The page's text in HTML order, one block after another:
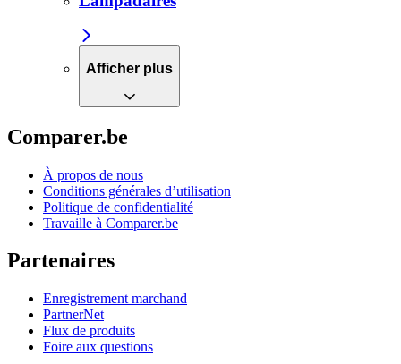
Afficher plus
Comparer.be
À propos de nous
Conditions générales d’utilisation
Politique de confidentialité
Travaille à Comparer.be
Partenaires
Enregistrement marchand
PartnerNet
Flux de produits
Foire aux questions